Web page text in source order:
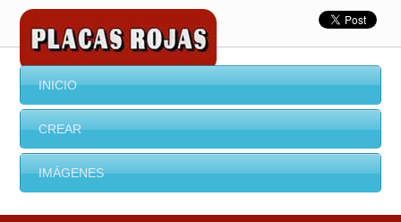
INICIO
CREAR
IMÁGENES